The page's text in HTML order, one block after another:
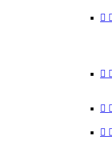



